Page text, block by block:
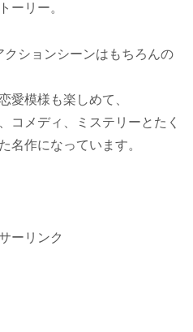
ーリー。
ションシーンはもちろんの
愛模様も楽しめて、
コメディ、ミステリーとたく
名作になっています。
ーリンク